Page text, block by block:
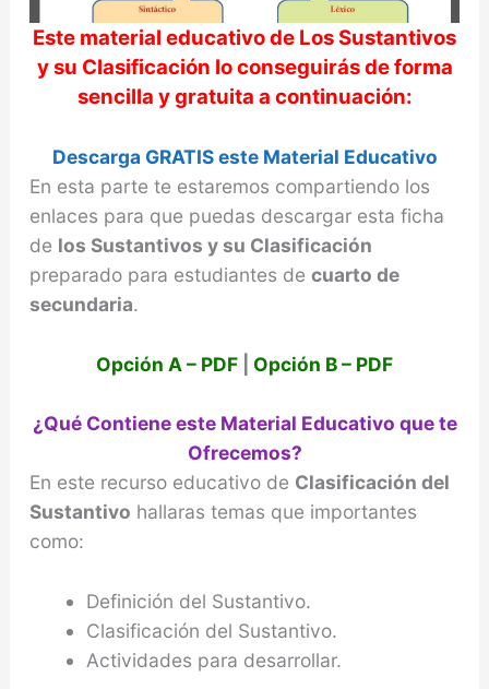
o
Este material educativo de Los Sustantivos
y su Clasificación lo conseguirás de forma
sencilla y gratuita a continuación:
Descarga GRATIS este Material Educativo
En esta parte te estaremos compartiendo los
enlaces para que puedas descargar esta ficha
de los Sustantivos y su Clasificación
preparado para estudiantes de cuarto de
secundaria.
Opción A – PDF Opción B – PDF
¿Qué Contiene este Material Educativo que te
Ofrecemos?
En este recurso educativo de Clasificación del
Sustantivo hallaras temas que importantes
como:
Definición del Sustantivo.
Clasificación del Sustantivo.
Actividades para desarrollar.